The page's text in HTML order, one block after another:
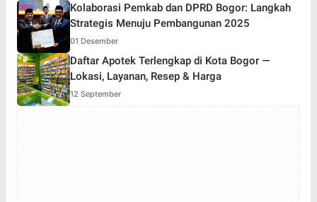
Kolaborasi Pemkab dan DPRD Bogor: Langkah
Strategis Menuju Pembangunan 2025
01 Desember
Daftar Apotek Terlengkap di Kota Bogor —
Lokasi, Layanan, Resep & Harga
12 September